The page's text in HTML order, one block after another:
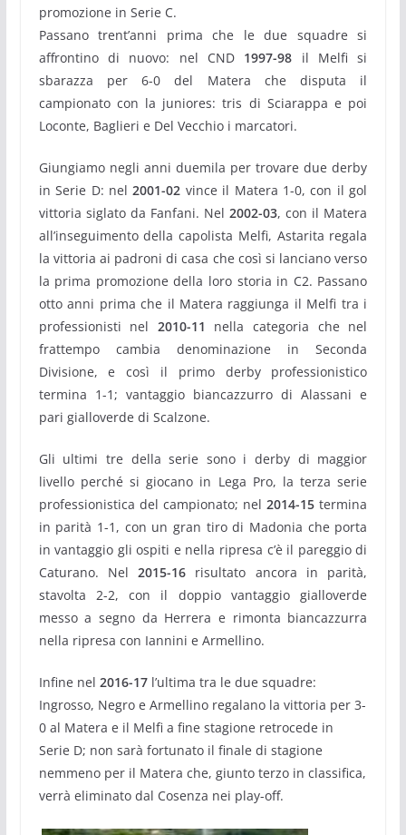
promozione in Serie C.
Passano trent’anni prima che le due squadre si
affrontino di nuovo: nel CND 1997-98 il Melfi si
sbarazza per 6-0 del Matera che disputa il
campionato con la juniores: tris di Sciarappa e poi
Loconte, Baglieri e Del Vecchio i marcatori.
Giungiamo negli anni duemila per trovare due derby
in Serie D: nel2001-02 vince il Matera 1-0, con il gol
vittoria siglato da Fanfani. Nel2002-03, con il Matera
all’inseguimento della capolista Melfi, Astarita regala
la vittoria ai padroni di casa che così si lanciano verso
la prima promozione della loro storia in C2. Passano
otto anni prima che il Matera raggiunga il Melfi tra i
professionisti nel 2010-11
nella categoria che nel
frattempo cambia denominazione in Seconda
Divisione, e così il primo derby professionistico
termina 1-1; vantaggio biancazzurro di Alassani e
pari gialloverde di Scalzone.
Gli ultimi tre della serie sono i derby di maggior
livello perché si giocano in Lega Pro, la terza serie
professionistica del campionato; nel2014-15 termina
in parità 1-1, con un gran tiro di Madonia che porta
in vantaggio gli ospiti e nella ripresa c’è il pareggio di
Caturano. Nel2015-16 risultato ancora in parità,
stavolta 2-2, con il doppio vantaggio gialloverde
messo a segno da Herrera e rimonta biancazzurra
nella ripresa con Iannini e Armellino.
Infine nel 2016-17l’ultima tra le due squadre:
Ingrosso, Negro e Armellino regalano la vittoria per 3-
0 al Matera e il Melfi a fine stagione retrocede in
Serie D; non sarà fortunato il finale di stagione
nemmeno per il Matera che, giunto terzo in classifica,
verrà eliminato dal Cosenza nei play-off.